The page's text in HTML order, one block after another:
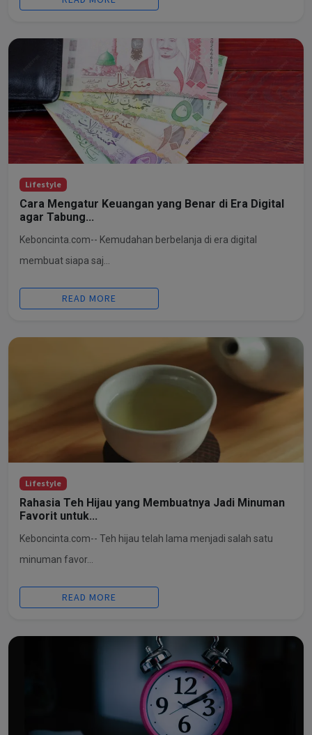
Lifestyle
Cara Mengatur Keuangan yang Benar di Era Digital
agar Tabung...
Keboncinta.com-- Kemudahan berbelanja di era digital
membuat siapa saj...
READ MORE
Lifestyle
Rahasia Teh Hijau yang Membuatnya Jadi Minuman
Favorit untuk...
Keboncinta.com-- Teh hijau telah lama menjadi salah satu
minuman favor...
READ MORE